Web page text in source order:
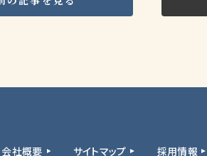
会社概要 サイトマップ 採用情報